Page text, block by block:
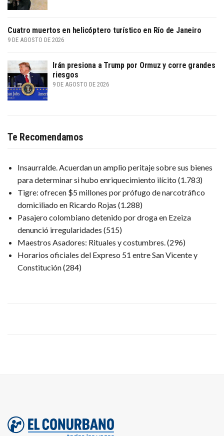
Cuatro muertos en helicóptero turístico en Río de Janeiro
9 DE AGOSTO DE 2026
Irán presiona a Trump por Ormuz y corre grandes
riesgos
9 DE AGOSTO DE 2026
Te Recomendamos
Insaurralde. Acuerdan un amplio peritaje sobre sus bienes
para determinar si hubo enriquecimiento ilícito (1.783)
Tigre: ofrecen $5 millones por prófugo de narcotráfico
domiciliado en Ricardo Rojas (1.288)
Pasajero colombiano detenido por droga en Ezeiza
denunció irregularidades (515)
Maestros Asadores: Rituales y costumbres.(296)
Horarios oficiales del Expreso 51 entre San Vicente y
Constitución(284)